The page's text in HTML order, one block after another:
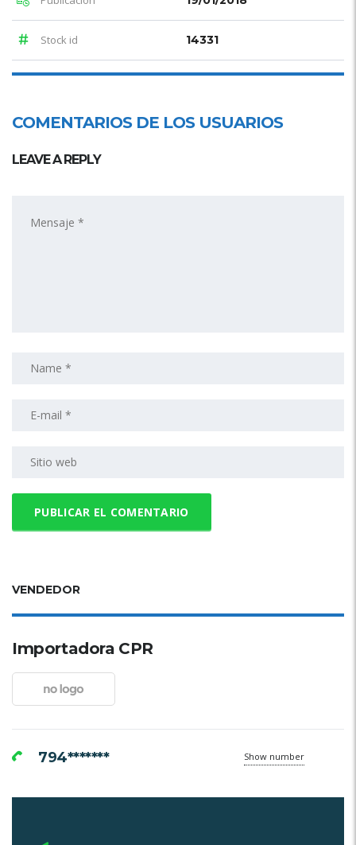
Stock id 14331
COMENTARIOS DE LOS USUARIOS
LEAVE A REPLY
VENDEDOR
Importadora CPR
794******* Show number